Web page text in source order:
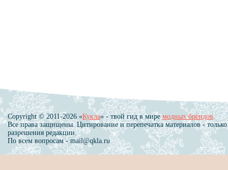
Copyright © 2011-2026 «Кукла» - твой гид в миремодных брендов.
Все права защищены. Цитирование и перепечатка материалов - только
разрешения редакции.
По всем вопросам - mail@qkla.ru